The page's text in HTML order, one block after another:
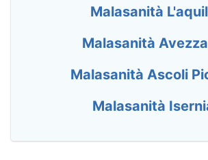
Malasanità
Malasanità
Malasanità Ascoli
Malasanità